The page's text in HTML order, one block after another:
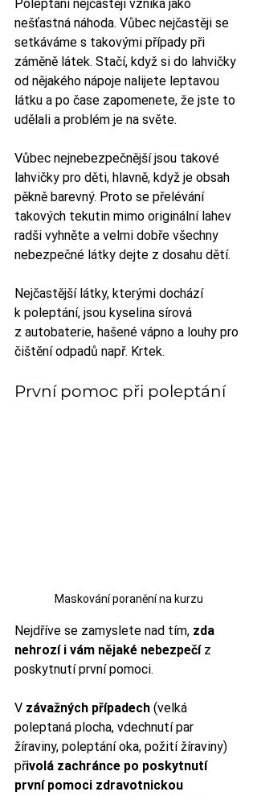
Poleptání nejčastěji vzniká jako
nešťastná náhoda. Vůbec nejčastěji se
setkáváme s takovými případy při
záměně látek. Stačí, když si do lahvičky
od nějakého nápoje nalijete leptavou
látku a po čase zapomenete, že jste to
udělali a problém je na světe.
Vůbec nejnebezpečnější jsou takové
lahvičky pro děti, hlavně, když je obsah
pěkně barevný. Proto se přelévání
takových tekutin mimo originální lahev
radši vyhněte a velmi dobře všechny
nebezpečné látky dejte z dosahu dětí.
Nejčastější látky, kterými dochází
k poleptání, jsou kyselina sírová
z autobaterie, hašené vápno a louhy pro
čištění odpadů např. Krtek.
První pomoc při poleptání
Maskování poranění na kurzu
Nejdříve se zamyslete nad tím, zda
nehrozí i vám nějaké nebezpečí z
poskytnutí první pomoci.
V závažných případech (velká
poleptaná plocha, vdechnutí par
žíraviny, poleptání oka, požití žíraviny)
přivolá zachránce po poskytnutí
první pomoci zdravotnickou